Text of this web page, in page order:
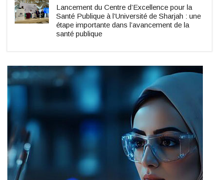
Lancement du Centre d’Excellence pour la
Santé Publique à l’Université de Sharjah : une
étape importante dans l’avancement de la
santé publique